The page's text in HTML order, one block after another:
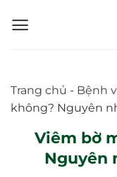
Trang chủ - Bệnh
không? Nguyên
Viêm bờ
Nguyên